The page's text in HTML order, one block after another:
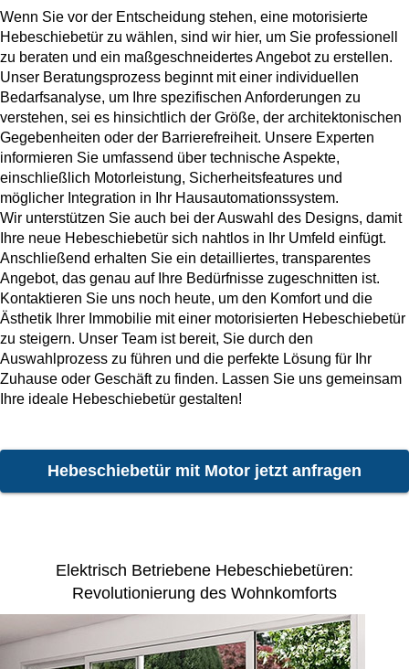
Wenn Sie vor der Entscheidung stehen, eine motorisierte
Hebeschiebetür zu wählen, sind wir hier, um Sie professionell
zu beraten und ein maßgeschneidertes Angebot zu erstellen.
Unser Beratungsprozess beginnt mit einer individuellen
Bedarfsanalyse, um Ihre spezifischen Anforderungen zu
verstehen, sei es hinsichtlich der Größe, der architektonischen
Gegebenheiten oder der Barrierefreiheit. Unsere Experten
informieren Sie umfassend über technische Aspekte,
einschließlich Motorleistung, Sicherheitsfeatures und
möglicher Integration in Ihr Hausautomationssystem.
Wir unterstützen Sie auch bei der Auswahl des Designs, damit
Ihre neue Hebeschiebetür sich nahtlos in Ihr Umfeld einfügt.
Anschließend erhalten Sie ein detailliertes, transparentes
Angebot, das genau auf Ihre Bedürfnisse zugeschnitten ist.
Kontaktieren Sie uns noch heute, um den Komfort und die
Ästhetik Ihrer Immobilie mit einer motorisierten Hebeschiebetür
zu steigern. Unser Team ist bereit, Sie durch den
Auswahlprozess zu führen und die perfekte Lösung für Ihr
Zuhause oder Geschäft zu finden. Lassen Sie uns gemeinsam
Ihre ideale Hebeschiebetür gestalten!
Hebeschiebetür mit Motor jetzt anfragen
Elektrisch Betriebene Hebeschiebetüren:
Revolutionierung des Wohnkomforts